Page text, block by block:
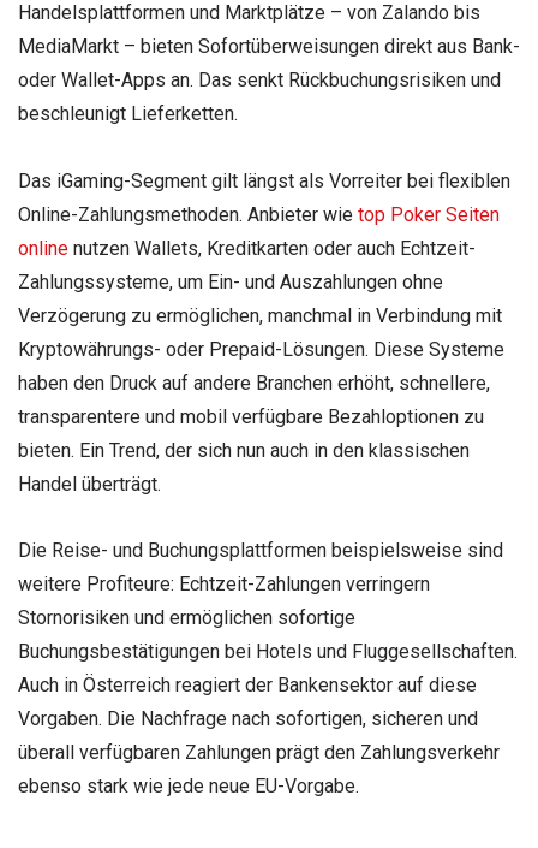
Handelsplattformen und Marktplätze – von Zalando bis
MediaMarkt – bieten Sofortüberweisungen direkt aus Bank-
oder Wallet-Apps an. Das senkt Rückbuchungsrisiken und
beschleunigt Lieferketten.
Das iGaming-Segment gilt längst als Vorreiter bei flexiblen
Online-Zahlungsmethoden. Anbieter wie top Poker Seiten
online nutzen Wallets, Kreditkarten oder auch Echtzeit-
Zahlungssysteme, um Ein- und Auszahlungen ohne
Verzögerung zu ermöglichen, manchmal in Verbindung mit
Kryptowährungs- oder Prepaid-Lösungen. Diese Systeme
haben den Druck auf andere Branchen erhöht, schnellere,
transparentere und mobil verfügbare Bezahloptionen zu
bieten. Ein Trend, der sich nun auch in den klassischen
Handel überträgt.
Die Reise- und Buchungsplattformen beispielsweise sind
weitere Profiteure: Echtzeit-Zahlungen verringern
Stornorisiken und ermöglichen sofortige
Buchungsbestätigungen bei Hotels und Fluggesellschaften.
Auch in Österreich reagiert der Bankensektor auf diese
Vorgaben. Die Nachfrage nach sofortigen, sicheren und
überall verfügbaren Zahlungen prägt den Zahlungsverkehr
ebenso stark wie jede neue EU-Vorgabe.